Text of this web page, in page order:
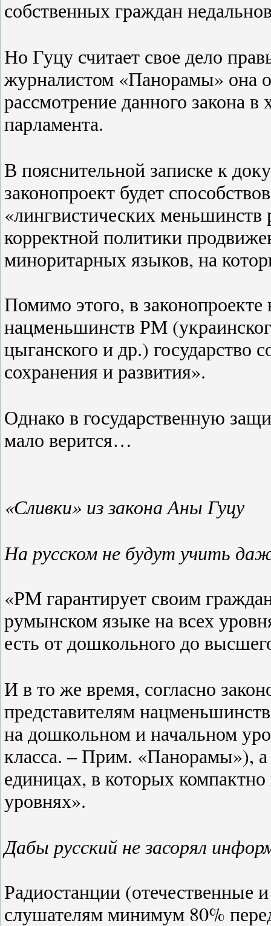
собственных граждан
Но Гуцу считает свое дело
журналистом «Панорамы» она
рассмотрение данного закона
парламента.
В пояснительной записке к
законопроект будет
«лингвистических
корректной политики
миноритарных языков, на
Помимо этого, в
нацменьшинств РМ
цыганского и др.) государство
сохранения и развития».
Однако в государственную
мало верится…
«Сливки» из закона Аны Гуцу
На русском не будут учить
«РМ гарантирует своим
румынском языке на всех
есть от дошкольного до
И в то же время, согласно
представителям
на дошкольном и начальном
класса. – Прим. «Панорамы»),
единицах, в которых
уровнях».
Дабы русский не засорял
Радиостанции (отечественные
слушателям минимум 80%